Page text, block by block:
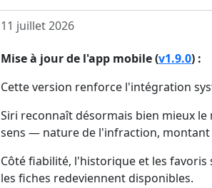
11 juillet 2026
Mise à jour de l'app mobile (v1.9.0) :
Cette version renforce l'intégration
Siri reconnaît désormais bien mieux
sens — nature de l'infraction, montant
Côté fiabilité, l'historique et les
les fiches redeviennent disponibles.